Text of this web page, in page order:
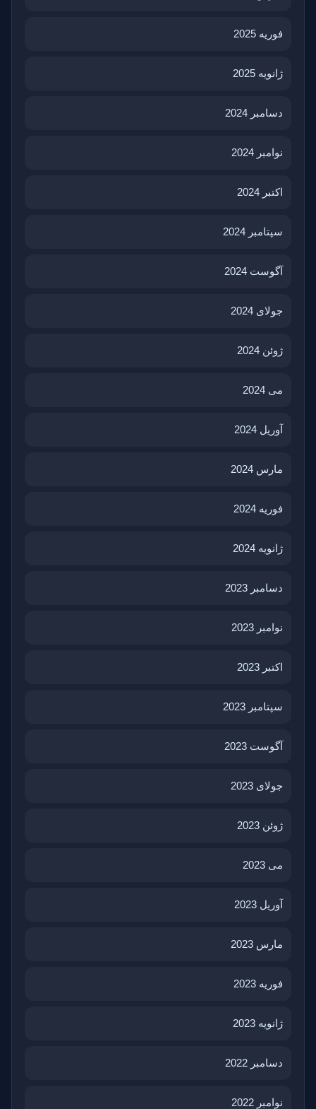
فوریه 2025
ژانویه 2025
دسامبر 2024
نوامبر 2024
اکتبر 2024
سپتامبر 2024
آگوست 2024
جولای 2024
ژوئن 2024
می 2024
آوریل 2024
مارس 2024
فوریه 2024
ژانویه 2024
دسامبر 2023
نوامبر 2023
اکتبر 2023
سپتامبر 2023
آگوست 2023
جولای 2023
ژوئن 2023
می 2023
آوریل 2023
مارس 2023
فوریه 2023
ژانویه 2023
دسامبر 2022
نوامبر 2022